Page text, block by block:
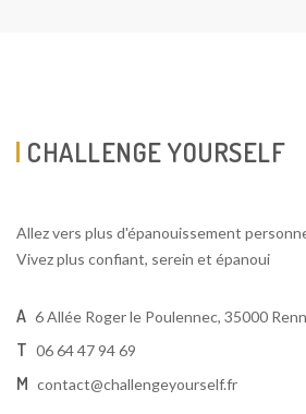
CHALLENGE YOURSELF
Allez vers plus d'épanouissement
Vivez plus confiant, serein et épanoui
A 6 Allée Roger le Poulennec, 35000
T 06 64 47 94 69
M contact@challengeyourself.fr